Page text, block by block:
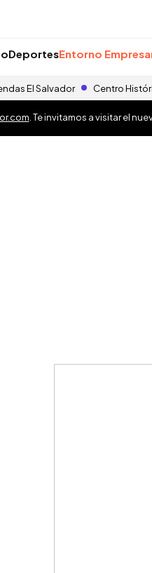
DeportesEntorno
El Salvador Centro
. Te invitamos a visitar el